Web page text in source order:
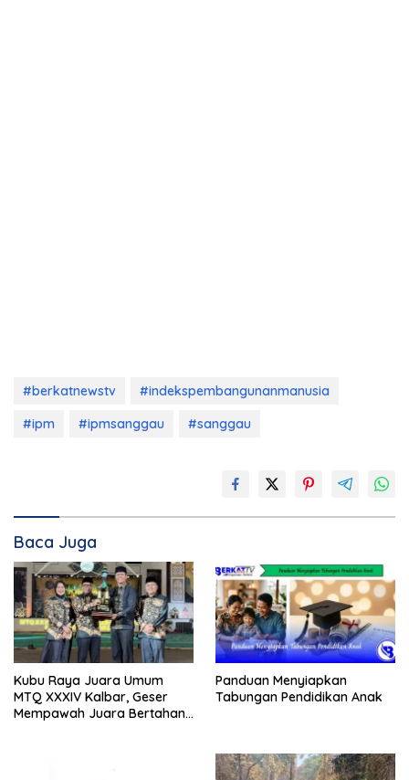
#berkatnewstv
#indekspembangunanmanusia
#ipm
#ipmsanggau #sanggau
Baca Juga
Kubu Raya Juara Umum
MTQ XXXIV Kalbar, Geser
Mempawah Juara Bertahan
Panduan Menyiapkan
Tabungan Pendidikan Anak